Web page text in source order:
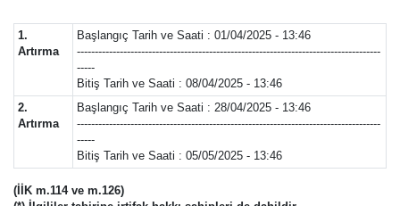
1.
Artırma
Başlangıç Tarih ve Saati : 01/04/2025 - 13:46
-------------------------------------------------------------------------------------
-----
Bitiş Tarih ve Saati : 08/04/2025 - 13:46
2.
Artırma
Başlangıç Tarih ve Saati : 28/04/2025 - 13:46
-------------------------------------------------------------------------------------
-----
Bitiş Tarih ve Saati : 05/05/2025 - 13:46
(İİK m.114 ve m.126)